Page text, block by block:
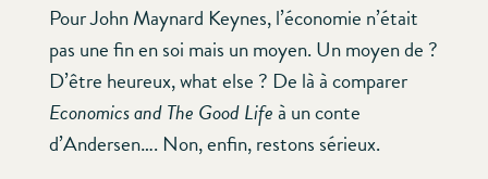
Pour John Maynard Keynes, l’économie n’était
pas une fin en soi mais un moyen. Un moyen de ?
D’être heureux, what else ? De là à comparer
Economics and The Good Lifeà un conte
d’Andersen…. Non, enfin, restons sérieux.